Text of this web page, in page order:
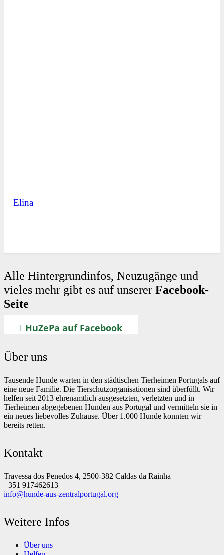
Elina
Alle Hintergrundinfos, Neuzugänge und
vieles mehr gibt es auf unserer Facebook-
Seite
HuZePa auf Facebook
Über uns
Tausende Hunde warten in den städtischen Tierheimen Portugals auf
eine neue Familie. Die Tierschutzorganisationen sind überfüllt. Wir
helfen seit 2013 ehrenamtlich ausgesetzten, verletzten und in
Tierheimen abgegebenen Hunden aus Portugal und vermitteln sie in
ein neues liebevolles Zuhause. Über 1.000 Hunde konnten wir
bereits retten.
Kontakt
Travessa dos Penedos 4, 2500-382 Caldas da Rainha
+351 917462613
info@hunde-aus-zentralportugal.org
Weitere Infos
Über uns